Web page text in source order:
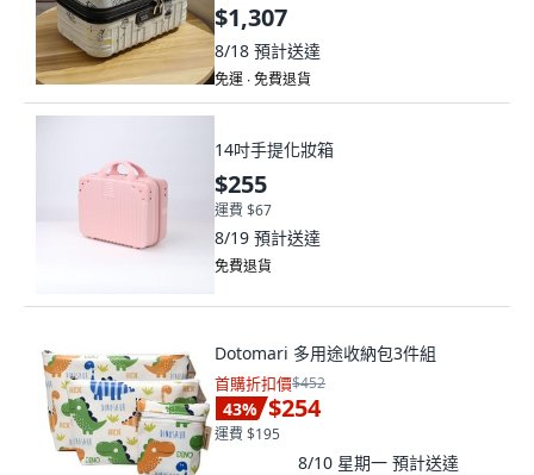
$1,307
8/18 預計送達
免運 ∙ 免費退貨
14吋手提化妝箱
$255
運費 $67
8/19 預計送達
免費退貨
Dotomari 多用途收納包3件組
首購折扣價$452
43% $254
運費 $195
8/10 星期一 預計送達